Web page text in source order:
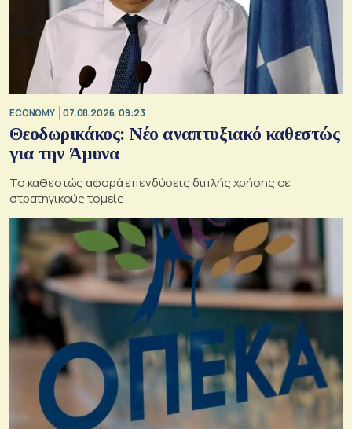
ECONOMY 07.08.2026, 09:23
Θεοδωρικάκος: Νέο αναπτυξιακό καθεστώς
για την Άμυνα
Το καθεστώς αφορά επενδύσεις διπλής χρήσης σε
στρατηγικούς τομείς